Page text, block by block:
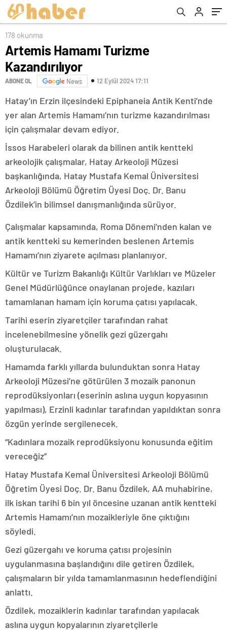
178 okunma
Artemis Hamamı Turizme
Kazandırılıyor
ABONE OL News 12 Eylül 2024 17:11
Hatay’ın Erzin ilçesindeki Epiphaneia Antik Kenti’nde
yer alan Artemis Hamamı’nın turizme kazandırılması
için çalışmalar devam ediyor.
İssos Harabeleri olarak da bilinen antik kentteki
arkeolojik çalışmalar, Hatay Arkeoloji Müzesi
başkanlığında, Hatay Mustafa Kemal Üniversitesi
Arkeoloji Bölümü Öğretim Üyesi Doç. Dr. Banu
Özdilek’in bilimsel danışmanlığında sürüyor.
Çalışmalar kapsamında, Roma Dönemi’nden kalan ve
antik kentteki su kemerinden beslenen Artemis
Hamamı’nın ziyarete açılması planlanıyor.
Kültür ve Turizm Bakanlığı Kültür Varlıkları ve Müzeler
Genel Müdürlüğünce onaylanan projede, kazıları
tamamlanan hamam için koruma çatısı yapılacak.
Tarihi eserin ziyaretçiler tarafından rahat
incelenebilmesine yönelik gezi güzergahı
oluşturulacak.
Hamamda farklı yıllarda bulunduktan sonra Hatay
Arkeoloji Müzesi’ne götürülen 3 mozaik panonun
reprodüksiyonları (eserinin aslına uygun kopyasının
yapılması), Erzinli kadınlar tarafından yapıldıktan sonra
özgün yerinde sergilenecek.
“Kadınlara mozaik reprodüksiyonu konusunda eğitim
vereceğiz”
Hatay Mustafa Kemal Üniversitesi Arkeoloji Bölümü
Öğretim Üyesi Doç. Dr. Banu Özdilek, AA muhabirine,
ilk iskan tarihi 6 bin yıl öncesine uzanan antik kentteki
Artemis Hamamı’nın mozaikleriyle öne çıktığını
söyledi.
Gezi güzergahı ve koruma çatısı projesinin
uygulanmasına başlandığını dile getiren Özdilek,
çalışmaların bir yılda tamamlanmasının hedeflendiğini
anlattı.
Özdilek, mozaiklerin kadınlar tarafından yapılacak
aslına uygun kopyalarının ziyaretçilerle